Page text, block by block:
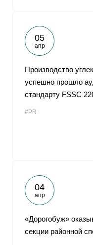
05
апр
Производство
успешно прошло
стандарту FSSC
#PR
04
апр
«Дорогобуж»
секции районной